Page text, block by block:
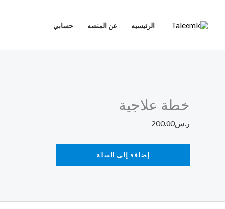
الرئيسيه عن المنصه حسابي
خطة علاجية
ر.س200.00
خطة
إضافة إلى السلة